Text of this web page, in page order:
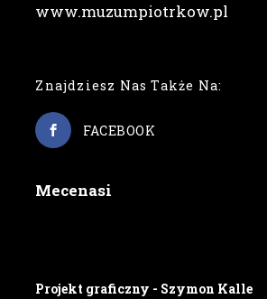
www.muzumpiotrkow.pl
Znajdziesz Nas Także Na:
FACEBOOK
Mecenasi
Projekt graficzny - Szymon Kalle